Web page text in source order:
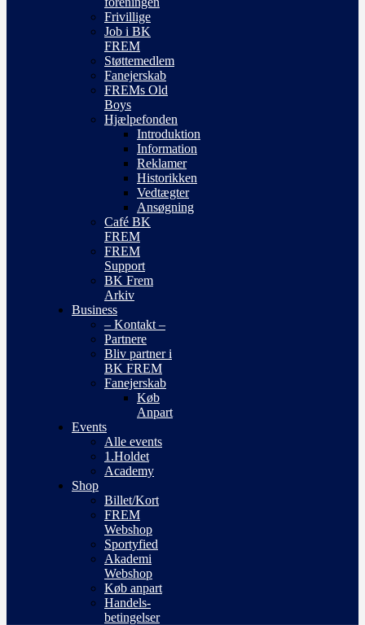
Frivillige
Job i BK
FREM
Støttemedlem
Fanejerskab
FREMs Old
Boys
Hjælpefonden
Introduktion
Information
Reklamer
Historikken
Vedtægter
Ansøgning
Café BK
FREM
FREM
Support
BK Frem
Arkiv
Business
– Kontakt –
Partnere
Bliv partner i
BK FREM
Fanejerskab
Køb
Anpart
Events
Alle events
1.Holdet
Academy
Shop
Billet/Kort
FREM
Webshop
Sportyfied
Akademi
Webshop
Køb anpart
Handels-
betingelser